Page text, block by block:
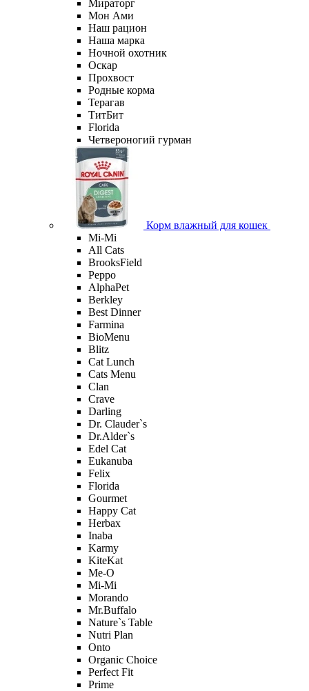
Мираторг
Мон Ами
Наш рацион
Наша марка
Ночной охотник
Оскар
Прохвост
Родные корма
Терагав
ТитБит
Florida
Четвероногий гурман
Корм влажный для кошек
Mi-Мi
All Cats
BrooksField
Peppo
AlphaPet
Berkley
Best Dinner
Farmina
BioMenu
Blitz
Cat Lunch
Cats Menu
Clan
Crave
Darling
Dr. Clauder`s
Dr.Alder`s
Edel Cat
Eukanuba
Felix
Florida
Gourmet
Happy Cat
Herbax
Inaba
Karmy
KiteKat
Me-O
Mi-Мi
Morando
Mr.Buffalo
Nature`s Table
Nutri Plan
Onto
Organic Сhoice
Perfect Fit
Prime